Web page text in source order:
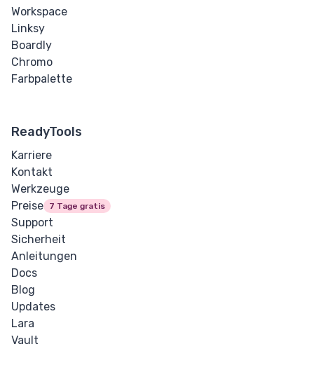
Workspace
Linksy
Boardly
Chromo
Farbpalette
ReadyTools
Karriere
Kontakt
Werkzeuge
Preise
7 Tage gratis
Support
Sicherheit
Anleitungen
Docs
Blog
Updates
Lara
Vault